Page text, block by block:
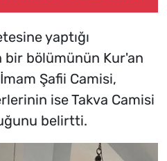
yaptığı
bir bölümünün Kur'an
Şafii Camisi,
ise Takva Camisi
belirtti.